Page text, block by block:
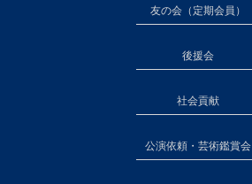
友の会（定期会員）
後援会
社会貢献
公演依頼・芸術鑑賞会